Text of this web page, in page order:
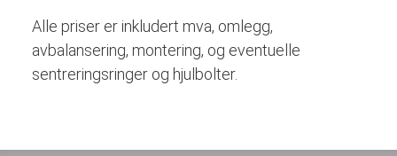
Alle priser er inkludert mva, omlegg,
avbalansering, montering, og eventuelle
sentreringsringer og hjulbolter.